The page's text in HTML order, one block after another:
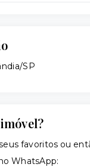
SP
favoritos ou
WhatsApp: